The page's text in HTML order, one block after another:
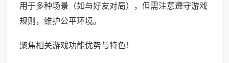
用于多种场景（如与好友对局），但需注意遵守游戏
规则，维护公平环境。
聚焦相关游戏功能优势与特色！